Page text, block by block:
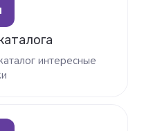
интересные